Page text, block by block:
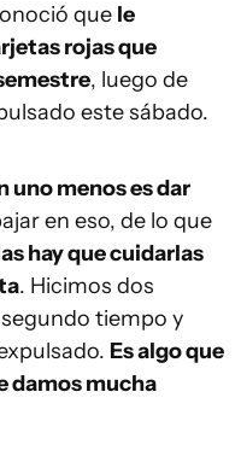
que le
rojas que
, luego de
este sábado.
uno menos es dar
en eso, de lo que
hay que cuidarlas
. Hicimos dos
tiempo y
Es algo que
damos mucha